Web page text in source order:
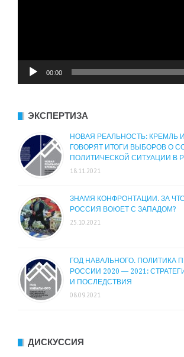
00:00
ЭКСПЕРТИЗА
НОВАЯ РЕАЛЬНОСТЬ: КРЕМЛЬ
ГОВОРЯТ ИТОГИ ВЫБОРОВ О
ПОЛИТИЧЕСКОЙ СИТУАЦИИ В
18.11.2021
ЗНАМЯ КОНФРОНТАЦИИ. ЗА
РОССИЯ ВОЮЕТ С ЗАПАДОМ?
25.10.2021
ГОД НАВАЛЬНОГО. ПОЛИТИКА
РОССИИ 2020 — 2021:
И ПОСЛЕДСТВИЯ
08.09.2021
ДИСКУССИЯ